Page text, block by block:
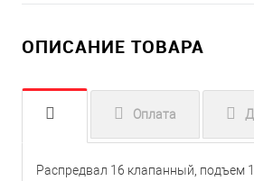
ОПИСАНИЕ ТОВАРА
Оплата
Распредвал 16 клапанный, подъем